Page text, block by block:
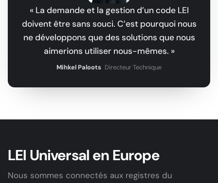
« La demande et la gestion d’un code LEI
doivent être sans souci. C’est pourquoi nous
ne développons que des solutions que nous
aimerions utiliser nous-mêmes. »
Mihkel Paloots Directeur Technique
LEI Universal en Europe
Nous sommes connectés aux registres du